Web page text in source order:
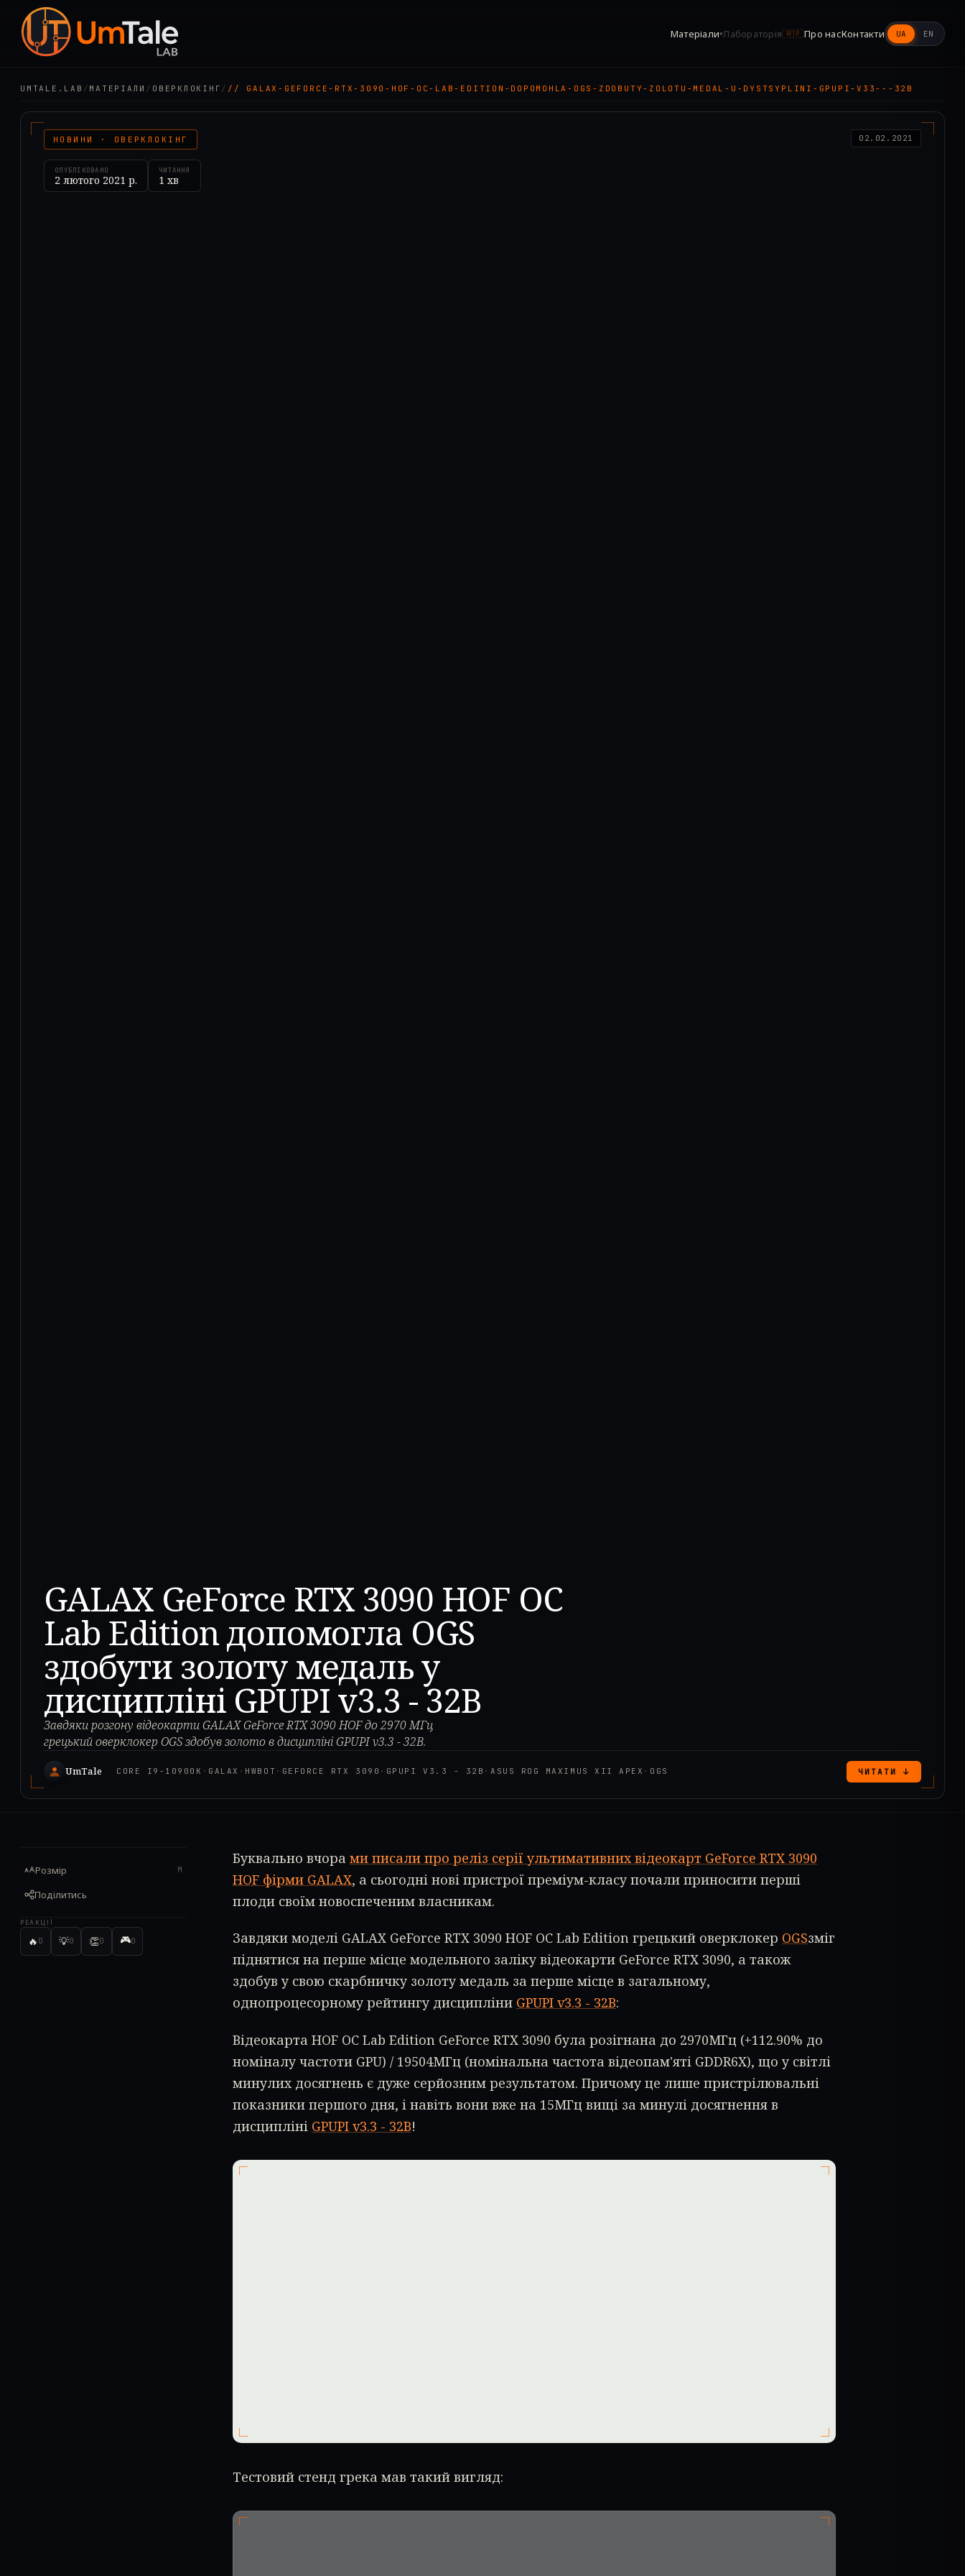
Матеріали▾Лабораторія WIP Про насКонтакти UA EN
UMTALE.LAB / МАТЕРІАЛИ / ОВЕРКЛОКІНГ / // GALAX-GEFORCE-RTX-3090-HOF-OC-LAB-EDITION-DOPOMOHLA-OGS-ZDOBUTY-ZOLOTU-MEDAL-U-DYSTSYPLINI-GPUPI-V33---32B
НОВИНИ · ОВЕРКЛОКІНГ 02.02.2021
ОПУБЛІКОВАНО
2 лютого 2021 р.
ЧИТАННЯ
1 хв
GALAX GeForce RTX 3090 HOF OC
Lab Edition допомогла OGS
здобути золоту медаль у
дисципліні GPUPI v3.3 - 32B
Завдяки розгону відеокарти GALAX GeForce RTX 3090 HOF до 2970 МГц
грецький оверклокер OGS здобув золото в дисципліні GPUPI v3.3 - 32B.
UmTale CORE I9-10900K · GALAX · HWBOT · GEFORCE RTX 3090 · GPUPI V3.3 - 32B · ASUS ROG MAXIMUS XII APEX · OGS ЧИТАТИ ↓
Розмір M
Поділитись
РЕАКЦІЇ
🔥 0 💡0 👏0 🎮0
Буквально вчора ми писали про реліз серії ультимативних відеокарт GeForce RTX 3090
HOF фірми GALAX, а сьогодні нові пристрої преміум-класу почали приносити перші
плоди своїм новоспеченим власникам.
Завдяки моделі GALAX GeForce RTX 3090 HOF OC Lab Edition грецький оверклокер OGSзміг
піднятися на перше місце модельного заліку відеокарти GeForce RTX 3090, а також
здобув у свою скарбничку золоту медаль за перше місце в загальному,
однопроцесорному рейтингу дисципліни GPUPI v3.3 - 32B:
Відеокарта HOF OC Lab Edition GeForce RTX 3090 була розігнана до 2970МГц (+112.90% до
номіналу частоти GPU) / 19504МГц (номінальна частота відеопам'яті GDDR6X), що у світлі
минулих досягнень є дуже серйозним результатом. Причому це лише пристрілювальні
показники першого дня, і навіть вони вже на 15МГц вищі за минулі досягнення в
дисципліні GPUPI v3.3 - 32B!
Тестовий стенд грека мав такий вигляд: